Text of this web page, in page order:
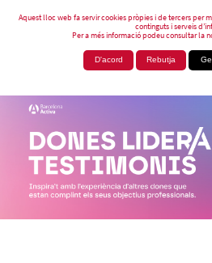
Aquest lloc web fa servir cookies pròpies i de tercers per
continguts i serveis
Per a més informació podeu consultar la
D'acord Rebutja